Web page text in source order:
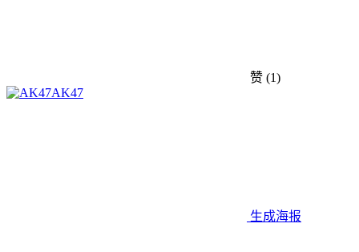
赞 (1)
AK47
生成海报